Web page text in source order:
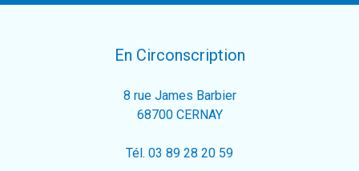
En Circonscription
8 rue James Barbier
68700 CERNAY
Tél. 03 89 28 20 59